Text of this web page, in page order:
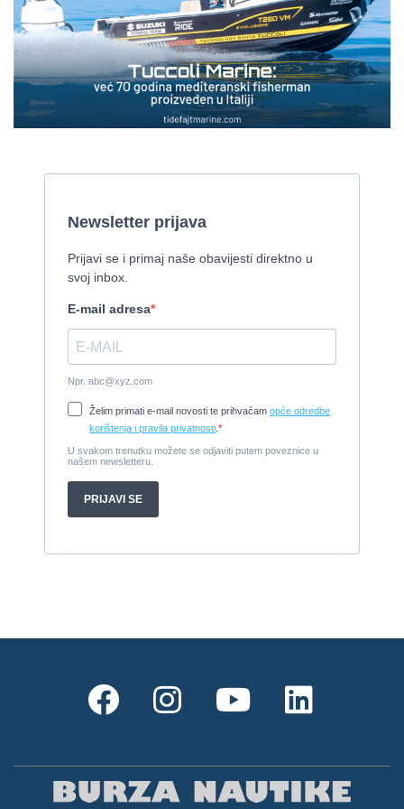
Gulet Kadena
2000, 32 x 8 m, Cummins
Pirelli 770 EFB
2010, 8,46 x 3,12 m, Mercruiser 235,4 kw
35.000 EUR
2015, 27 x 7 m, Iveco aifo x 2
Izletnički brod - 94 osobe
Cijena:370.000 EUR
Tender Williams 325 TurboJet - sniženo!
2008, 325 x 1.7 m, weber 750
Damor 900 FURIA - EXTRA OPREMA - PRILIKA - SNIŽENA
CIJENA
2008, 8,98 x 3 m, Yanmar 200kW - unutranji, diesel
Cijena:65.000 EUR
Prodajem jedrilicu ELAN 31 S
Cijena:27.000 EUR
1998, 19 x 5 m, Volvo penta 306ks
M/B San snova
2008, 27 x 6.5 m, Volvo penta 350 KS